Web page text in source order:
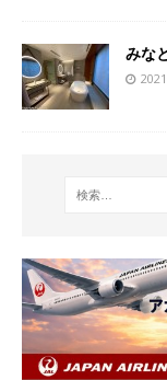
みな